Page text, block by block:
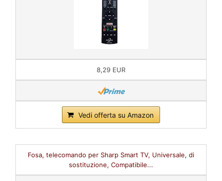
8,29 EUR
Vedi offerta su Amazon
Fosa, telecomando per Sharp Smart TV, Universale, di
sostituzione, Compatibile...